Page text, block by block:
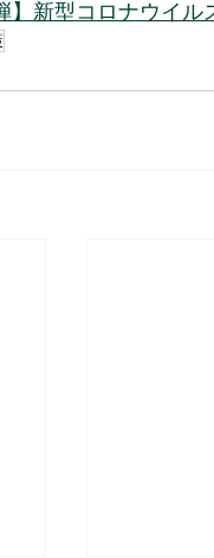
】新型コロナウイ